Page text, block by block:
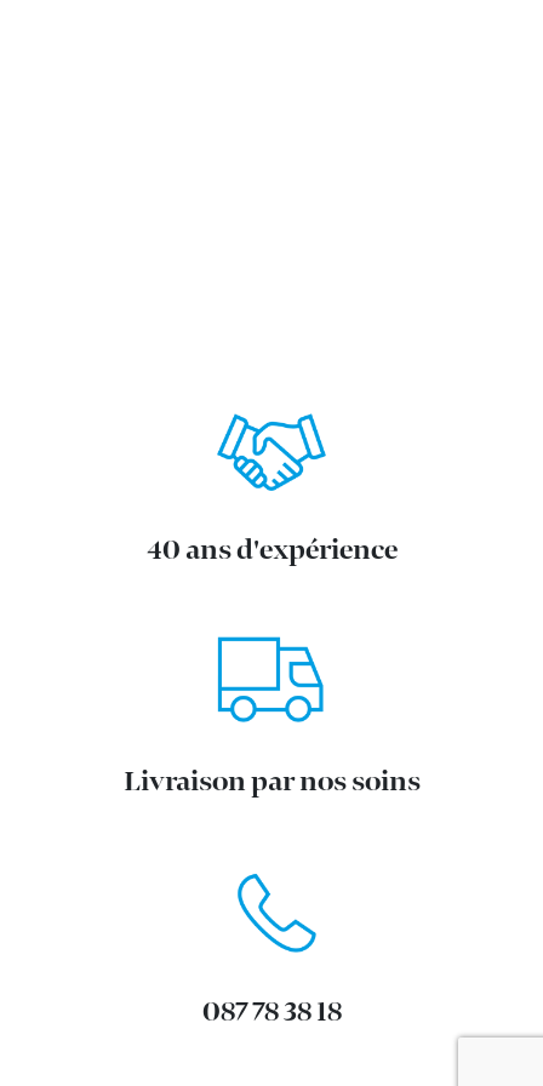
40 ans d'expérience
Livraison par nos soins
087 78 38 18